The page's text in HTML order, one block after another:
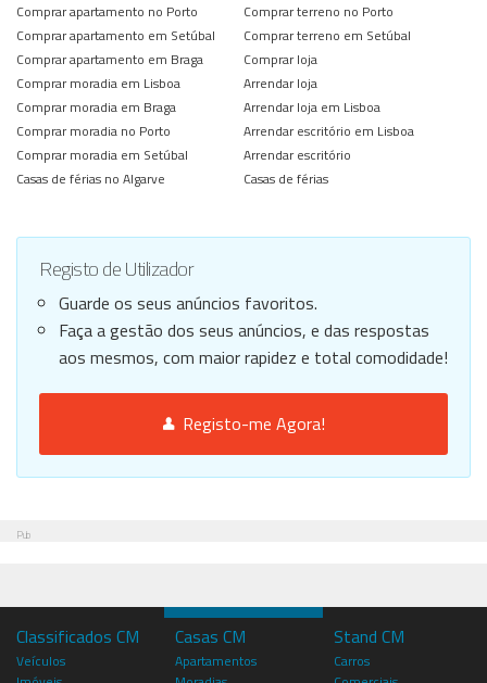
Comprar apartamento no Porto
Comprar apartamento em Setúbal
Comprar apartamento em Braga
Comprar moradia em Lisboa
Comprar moradia em Braga
Comprar moradia no Porto
Comprar moradia em Setúbal
Casas de férias no Algarve
Comprar terreno no Porto
Comprar terreno em Setúbal
Comprar loja
Arrendar loja
Arrendar loja em Lisboa
Arrendar escritório em Lisboa
Arrendar escritório
Casas de férias
Registo de Utilizador
Guarde os seus anúncios favoritos.
Faça a gestão dos seus anúncios, e das respostas
aos mesmos, com maior rapidez e total comodidade!
Registo-me Agora!
Pub
Classificados CM
Veículos
Casas CM
Apartamentos
Stand CM
Carros